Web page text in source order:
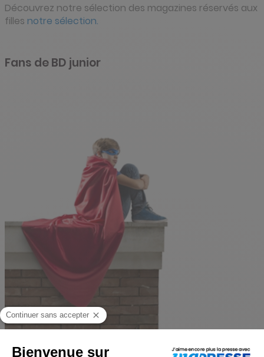
Découvrez notre sélection des magazines réservés aux
filles notre sélection.
Fans de BD junior
Dans l’apprentissage de la lecture, chacun a son